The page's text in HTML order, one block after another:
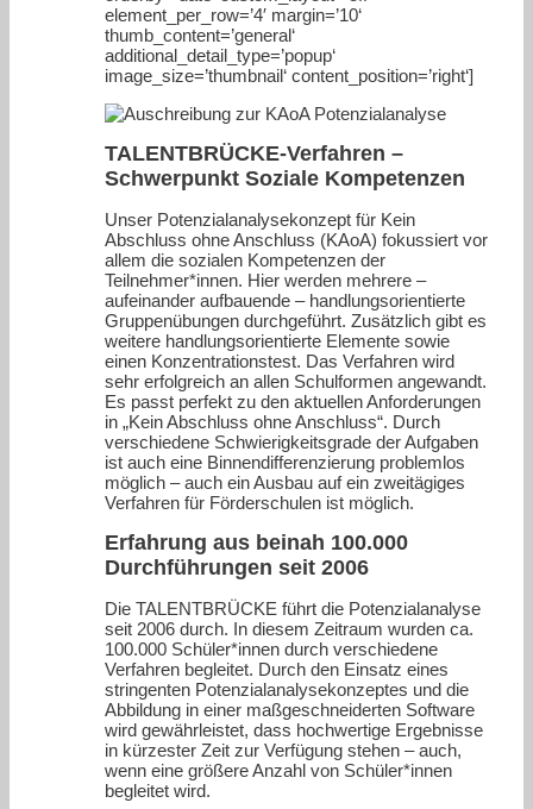
element_per_row=’4′ margin=’10‘
thumb_content=’general‘
additional_detail_type=’popup‘
image_size=’thumbnail‘ content_position=’right‘]
TALENTBRÜCKE-Verfahren –
Schwerpunkt Soziale Kompetenzen
Unser Potenzialanalysekonzept für Kein
Abschluss ohne Anschluss (KAoA) fokussiert vor
allem die sozialen Kompetenzen der
Teilnehmer*innen. Hier werden mehrere –
aufeinander aufbauende – handlungsorientierte
Gruppenübungen durchgeführt. Zusätzlich gibt es
weitere handlungsorientierte Elemente sowie
einen Konzentrationstest. Das Verfahren wird
sehr erfolgreich an allen Schulformen angewandt.
Es passt perfekt zu den aktuellen Anforderungen
in „Kein Abschluss ohne Anschluss“. Durch
verschiedene Schwierigkeitsgrade der Aufgaben
ist auch eine Binnendifferenzierung problemlos
möglich – auch ein Ausbau auf ein zweitägiges
Verfahren für Förderschulen ist möglich.
Erfahrung aus beinah 100.000
Durchführungen seit 2006
Die TALENTBRÜCKE führt die Potenzialanalyse
seit 2006 durch. In diesem Zeitraum wurden ca.
100.000 Schüler*innen durch verschiedene
Verfahren begleitet. Durch den Einsatz eines
stringenten Potenzialanalysekonzeptes und die
Abbildung in einer maßgeschneiderten Software
wird gewährleistet, dass hochwertige Ergebnisse
in kürzester Zeit zur Verfügung stehen – auch,
wenn eine größere Anzahl von Schüler*innen
begleitet wird.